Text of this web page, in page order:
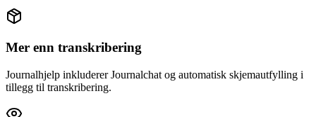
Mer enn transkribering
Journalhjelp inkluderer Journalchat og automatisk skjemautfylling i
tillegg til transkribering.